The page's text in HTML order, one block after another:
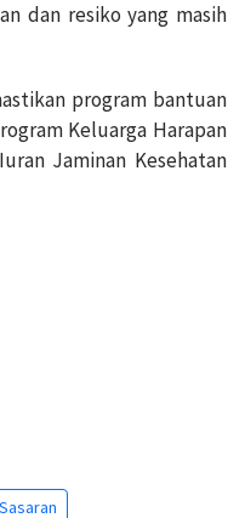
dan resiko yang masih
program bantuan
Keluarga Harapan
Jaminan Kesehatan